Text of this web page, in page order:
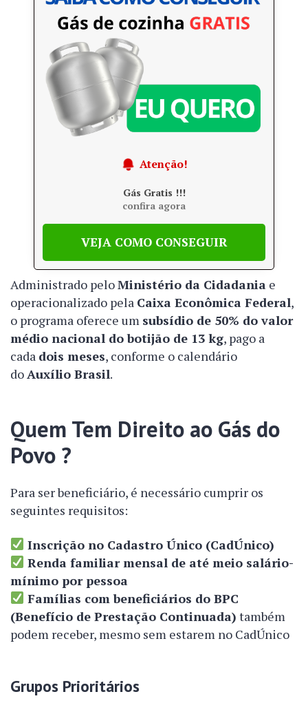
Atenção!
Gás Gratis !!!
confira agora
VEJA COMO CONSEGUIR
Administrado peloMinistério da Cidadania e
operacionalizado pela Caixa Econômica Federal,
o programa oferece um subsídio de 50% do valor
médio nacional do botijão de 13 kg, pago a
cada dois meses, conforme o calendário
do Auxílio Brasil.
Quem Tem Direito ao Gás do
Povo ?
Para ser beneficiário, é necessário cumprir os
seguintes requisitos:
Inscrição no Cadastro Único (CadÚnico)
Renda familiar mensal de até meio salário-
mínimo por pessoa
Famílias com beneficiários do BPC
(Benefício de Prestação Continuada) também
podem receber, mesmo sem estarem no CadÚnico
Grupos Prioritários